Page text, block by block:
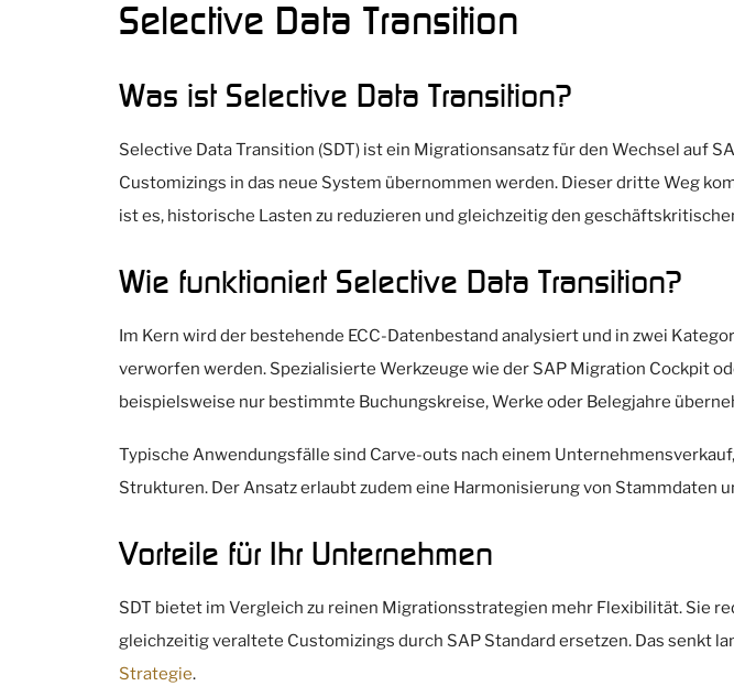
Selective Data Transition
Was ist Selective Data Transition?
Selective Data Transition (SDT) ist ein Migrationsansatz für den Wechsel auf
Customizings in das neue System übernommen werden. Dieser dritte Weg
ist es, historische Lasten zu reduzieren und gleichzeitig den
Wie funktioniert Selective Data Transition?
Im Kern wird der bestehende ECC-Datenbestand analysiert und in zwei
verworfen werden. Spezialisierte Werkzeuge wie der SAP Migration Cockpit
beispielsweise nur bestimmte Buchungskreise, Werke oder Belegjahre
Typische Anwendungsfälle sind Carve-outs nach einem
Strukturen. Der Ansatz erlaubt zudem eine Harmonisierung von Stammdaten
Vorteile für Ihr Unternehmen
SDT bietet im Vergleich zu reinen Migrationsstrategien mehr Flexibilität. Sie
gleichzeitig veraltete Customizings durch SAP Standard ersetzen. Das senkt
Strategie.